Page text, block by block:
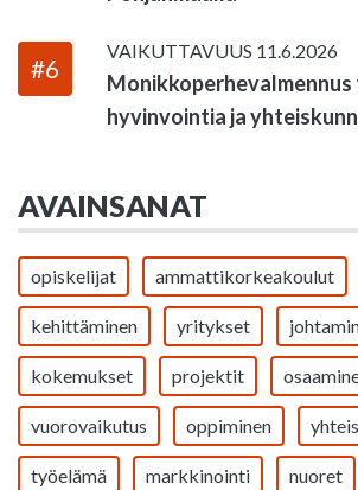
#6
VAIKUTTAVUUS 11.6.2026
hyvinvointia ja
AVAINSANAT
opiskelijat ammattikorkeakoulut
kehittäminen yritykset
kokemukset projektit
vuorovaikutus oppiminen
työelämä markkinointi nuoret